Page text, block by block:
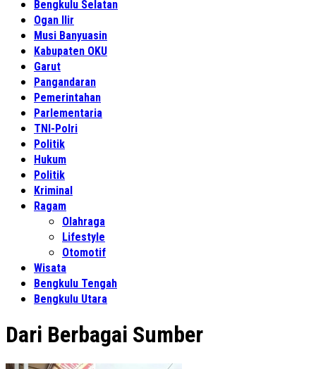
Bengkulu Selatan
Ogan Ilir
Musi Banyuasin
Kabupaten OKU
Garut
Pangandaran
Pemerintahan
Parlementaria
TNI-Polri
Politik
Hukum
Politik
Kriminal
Ragam
Olahraga
Lifestyle
Otomotif
Wisata
Bengkulu Tengah
Bengkulu Utara
Dari Berbagai Sumber